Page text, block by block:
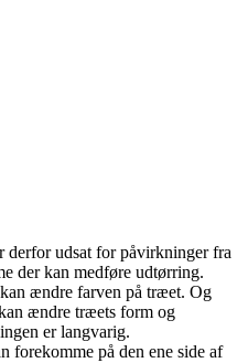
derfor udsat for påvirkninger fra
der kan medføre udtørring.
ændre farven på træet. Og
ændre træets form og
er langvarig.
forekomme på den ene side af